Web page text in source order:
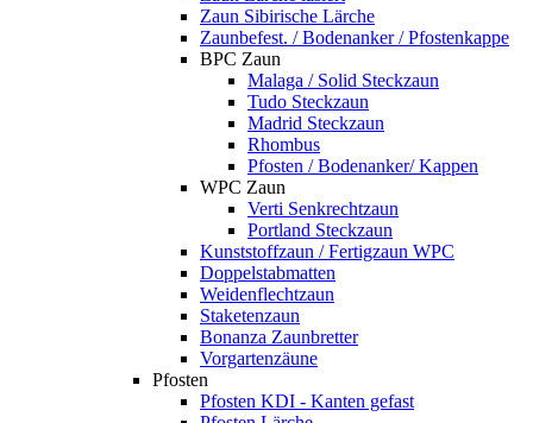
Zaun Sibirische Lärche
Zaunbefest. / Bodenanker / Pfostenkappe
BPC Zaun
Malaga / Solid Steckzaun
Tudo Steckzaun
Madrid Steckzaun
Rhombus
Pfosten / Bodenanker/ Kappen
WPC Zaun
Verti Senkrechtzaun
Portland Steckzaun
Kunststoffzaun / Fertigzaun WPC
Doppelstabmatten
Weidenflechtzaun
Staketenzaun
Bonanza Zaunbretter
Vorgartenzäune
Pfosten
Pfosten KDI - Kanten gefast